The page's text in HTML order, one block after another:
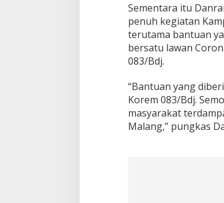
a
l
u
r
k
a
B
a
n
t
u
Sementara itu
penuh kegiatan
terutama bantuan
bersatu lawan
083/Bdj.
“Bantuan yang
Korem 083/Bdj.
masyarakat
Malang,” pungkas